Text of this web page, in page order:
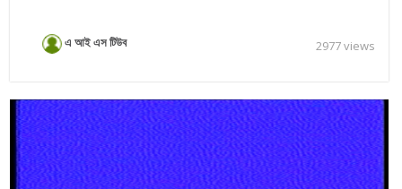
এ আই এস টিউব 2977 views